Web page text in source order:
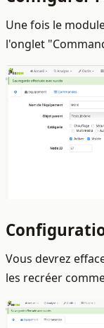
Une fois le
l'onglet
Vous devrez
les recréer